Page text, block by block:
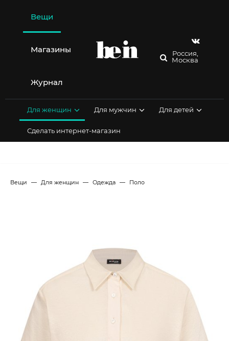
содержимому
Вещи
Магазины
Журнал
Россия,
Москва
Для женщин Для мужчин Для детей
Сделать интернет-магазин
Вещи Для женщин Одежда Поло